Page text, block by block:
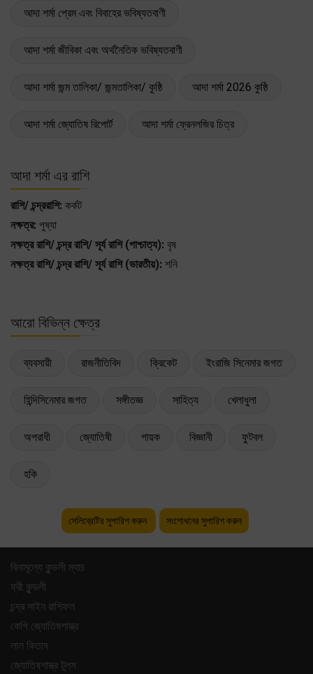
আদা শর্মা প্রেম এবং বিবাহের ভবিষ্যতবাণী
আদা শর্মা জীবিকা এবং অর্থনৈতিক ভবিষ্যতবাণী
আদা শর্মা জন্ম তালিকা/ জন্মতালিকা/ কুষ্ঠি আদা শর্মা 2026 কুষ্ঠি
আদা শর্মা জ্যোতিষ রিপোর্ট আদা শর্মা ফ্রেনলজির চিত্র
আদা শর্মা এর রাশি
রাশি/ চন্দ্ররাশি: কর্কট
নক্ষত্র: পুষ্যা
নক্ষত্র রাশি/ চন্দ্র রাশি/ সূর্য রাশি (পাশ্চাত্য): বৃষ
নক্ষত্র রাশি/ চন্দ্র রাশি/ সূর্য রাশি (ভারতীয়): শনি
আরো বিভিন্ন ক্ষেত্র
ব্যবসায়ী রাজনীতিবিদ ক্রিকেট ইংরাজি সিনেমার জগত
হিন্দিসিনেমার জগত সঙ্গীতজ্ঞ সাহিত্য খেলাধুলা
অপরাধী জ্যোতিষী গায়ক বিজ্ঞানী ফুটবল
হকি
সেলিব্রেটির সুপারিশ করুন সংশোধনের সুপারিশ করুন
বিনামূল্যে কুন্ডলী ম্যাচ
ফ্রী কুন্ডলী
চন্দ্র সাইন রাশিফল
কেপি জ্যোতিষশাস্ত্র
লাল কিতাব
জ্যোতিষশাস্ত্র টুলস